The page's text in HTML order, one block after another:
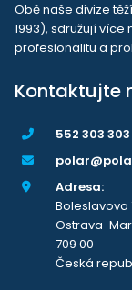
Obě naše divize
1993), sdružují
profesionalitu a
Kontaktujte
552 303 303
Adresa:
Boleslavova
Ostrava-
709 00
Česká